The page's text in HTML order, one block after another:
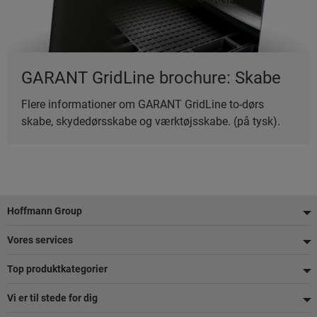
GARANT GridLine brochure: Skabe
Flere informationer om GARANT GridLine to-dørs
skabe, skydedørsskabe og værktøjsskabe. (på tysk).
Footer
Hoffmann Group
Vores services
Top produktkategorier
Vi er til stede for dig